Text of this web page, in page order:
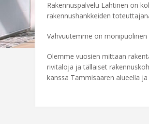
Rakennuspalvelu Lahtinen on
rakennushankkeiden
Vahvuutemme on
Olemme vuosien mittaan
rivitaloja ja tällaiset
kanssa Tammisaaren alueella